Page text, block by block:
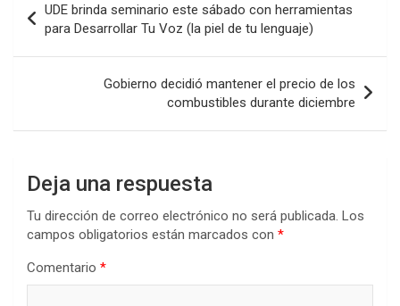
o
o
A
p
p
n
ar
tir
de
entradas
UDE brinda seminario este sábado con herramientas
para Desarrollar Tu Voz (la piel de tu lenguaje)
Gobierno decidió mantener el precio de los
combustibles durante diciembre
Deja una respuesta
Tu dirección de correo electrónico no será publicada. Los
campos obligatorios están marcados con *
Comentario *